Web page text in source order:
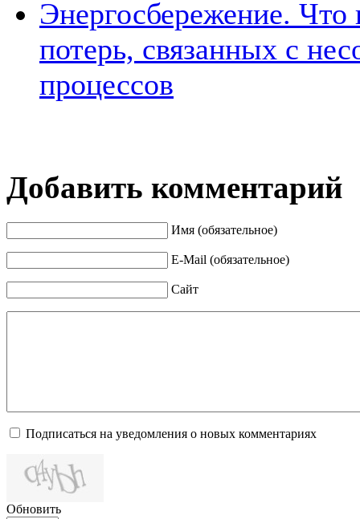
Энергосбережение.
потерь, связанных с
процессов
Добавить комментарий
Имя (обязательное)
E-Mail (обязательное)
Сайт
Подписаться на уведомления о новых комментариях
Обновить